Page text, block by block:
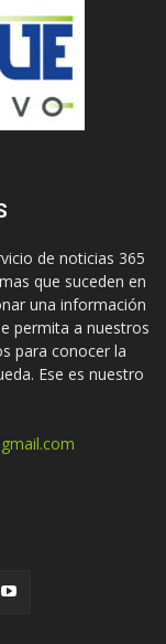
de noticias 365
que suceden en
una información
permita a nuestros
para conocer la
Ese es nuestro